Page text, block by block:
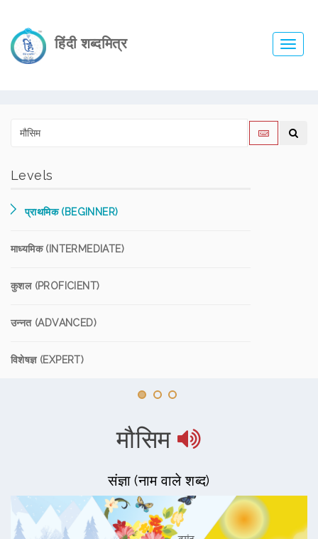
हिंदी शब्दमित्र
Levels
प्राथमिक (BEGINNER)
माध्यमिक (INTERMEDIATE)
कुशल (PROFICIENT)
उन्नत (ADVANCED)
विशेषज्ञ (EXPERT)
मौसिम
संज्ञा (नाम वाले शब्द)